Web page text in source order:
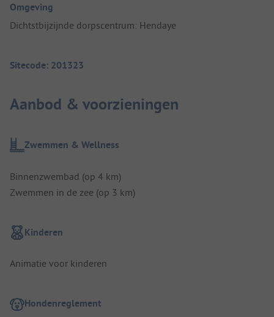
Omgeving
Dichtstbijzijnde dorpscentrum: Hendaye
Sitecode: 201323
Aanbod & voorzieningen
Zwemmen & Wellness
Binnenzwembad (op 4 km)
Zwemmen in de zee (op 3 km)
Kinderen
Animatie voor kinderen
Hondenreglement